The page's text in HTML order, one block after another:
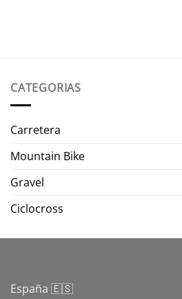
CATEGORIAS
Carretera
Mountain Bike
Gravel
Ciclocross
España 🇪🇸